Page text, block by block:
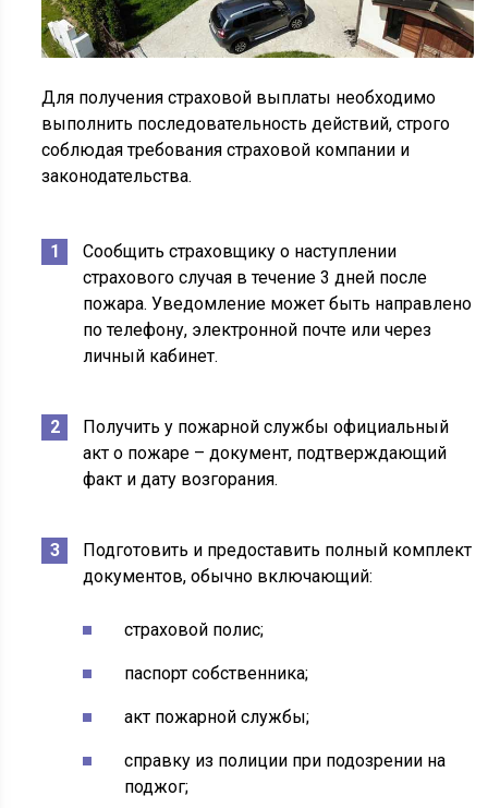
Для получения страховой выплаты необходимо
выполнить последовательность действий, строго
соблюдая требования страховой компании и
законодательства.
Сообщить страховщику о наступлении
страхового случая в течение 3 дней после
пожара. Уведомление может быть направлено
по телефону, электронной почте или через
личный кабинет.
Получить у пожарной службы официальный
акт о пожаре – документ, подтверждающий
факт и дату возгорания.
Подготовить и предоставить полный комплект
документов, обычно включающий:
страховой полис;
паспорт собственника;
акт пожарной службы;
справку из полиции при подозрении на
поджог;